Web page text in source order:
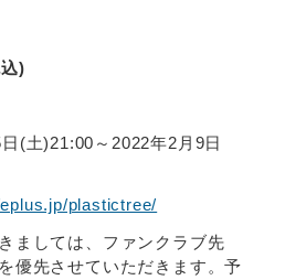
)
(土)21:00～2022年2月9日
plastictree/
ましては、ファンクラブ先
優先させていただきます。予